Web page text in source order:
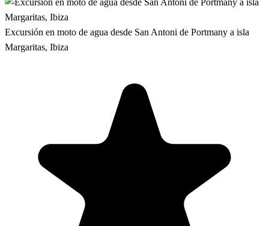
Excursión en moto de agua desde San Antoni de Portmany a isla
Margaritas, Ibiza